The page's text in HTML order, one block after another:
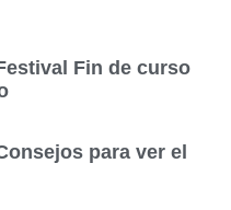
Fin de curso
para ver el